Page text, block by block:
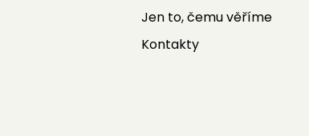
Jen to, čemu věříme
Kontakty